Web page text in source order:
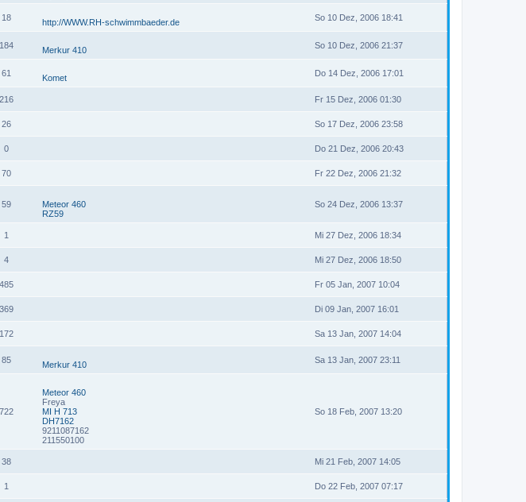
18 http://WWW.RH-schwimmbaeder.de So 10 Dez, 2006 18:41
184 Merkur 410 So 10 Dez, 2006 21:37
61 Komet Do 14 Dez, 2006 17:01
216 Fr 15 Dez, 2006 01:30
26 So 17 Dez, 2006 23:58
0 Do 21 Dez, 2006 20:43
70 Fr 22 Dez, 2006 21:32
59
Meteor 460
RZ59
So 24 Dez, 2006 13:37
1 Mi 27 Dez, 2006 18:34
4 Mi 27 Dez, 2006 18:50
485 Fr 05 Jan, 2007 10:04
369 Di 09 Jan, 2007 16:01
172 Sa 13 Jan, 2007 14:04
85 Merkur 410 Sa 13 Jan, 2007 23:11
722
Meteor 460
Freya
MI H 713
DH7162
9211087162
211550100
So 18 Feb, 2007 13:20
38 Mi 21 Feb, 2007 14:05
1 Do 22 Feb, 2007 07:17